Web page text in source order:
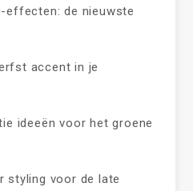
effecten: de nieuwste
accent in je
ideeën voor het groene
styling voor de late